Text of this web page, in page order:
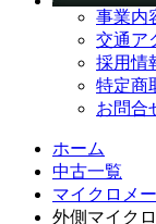
事業内
交通ア
採用情
特定商
お問合
ホーム
中古一覧
マイクロメ
外側マイク